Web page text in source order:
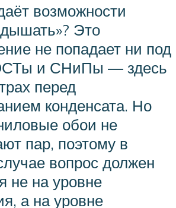
возможности
Это
не попадает ни под
и СНиПы — здесь
перед
конденсата. Но
обои не
пар, поэтому в
вопрос должен
не на уровне
а на уровне